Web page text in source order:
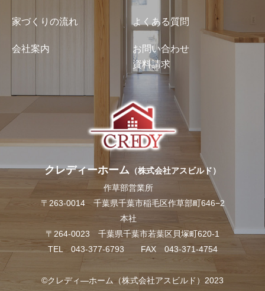
家づくりの流れ よくある質問
会社案内
お問い合わせ
資料請求
クレディーホーム （株式会社アスビルド）
作草部営業所
〒263-0014 千葉県千葉市稲毛区作草部町646−2
本社
〒264-0023 千葉県千葉市若葉区貝塚町620-1
TEL 043-377-6793 FAX 043-371-4754
©クレディ―ホーム（株式会社アスビルド）2023